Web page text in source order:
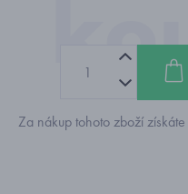
Za nákup tohoto zboží získáte